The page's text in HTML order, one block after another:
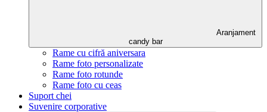
Aranjament
candy bar
Rame cu cifră aniversara
Rame foto personalizate
Rame foto rotunde
Rame foto cu ceas
Suport chei
Suvenire corporative